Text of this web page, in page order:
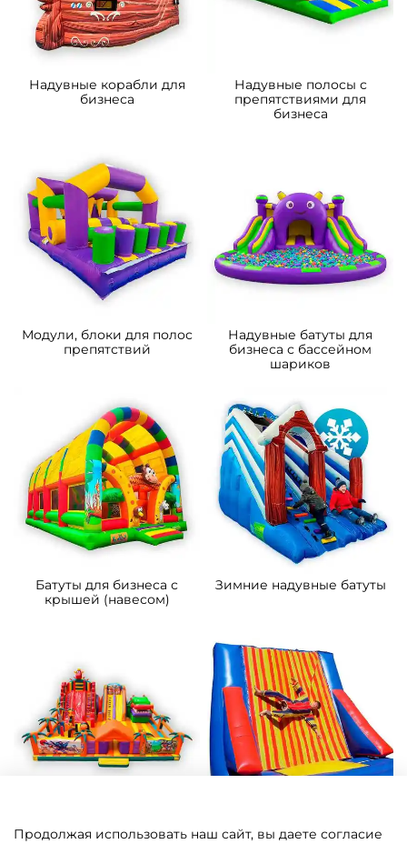
Надувные корабли для
бизнеса
Надувные полосы с
препятствиями для
бизнеса
Модули, блоки для полос
препятствий
Надувные батуты для
бизнеса с бассейном
шариков
Батуты для бизнеса с
крышей (навесом)
Зимние надувные батуты
бизнеса
Продолжая использовать наш сайт, вы даете согласие